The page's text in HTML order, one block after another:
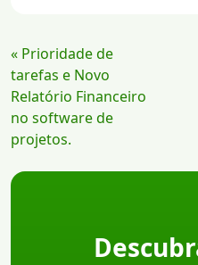
Continue
Lendo
« Prioridade de
tarefas e Novo
Relatório Financeiro
no software de
projetos.